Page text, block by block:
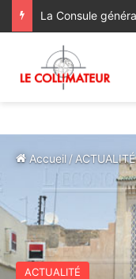
Accueil / ACTUALITÉ
ACTUALITÉ